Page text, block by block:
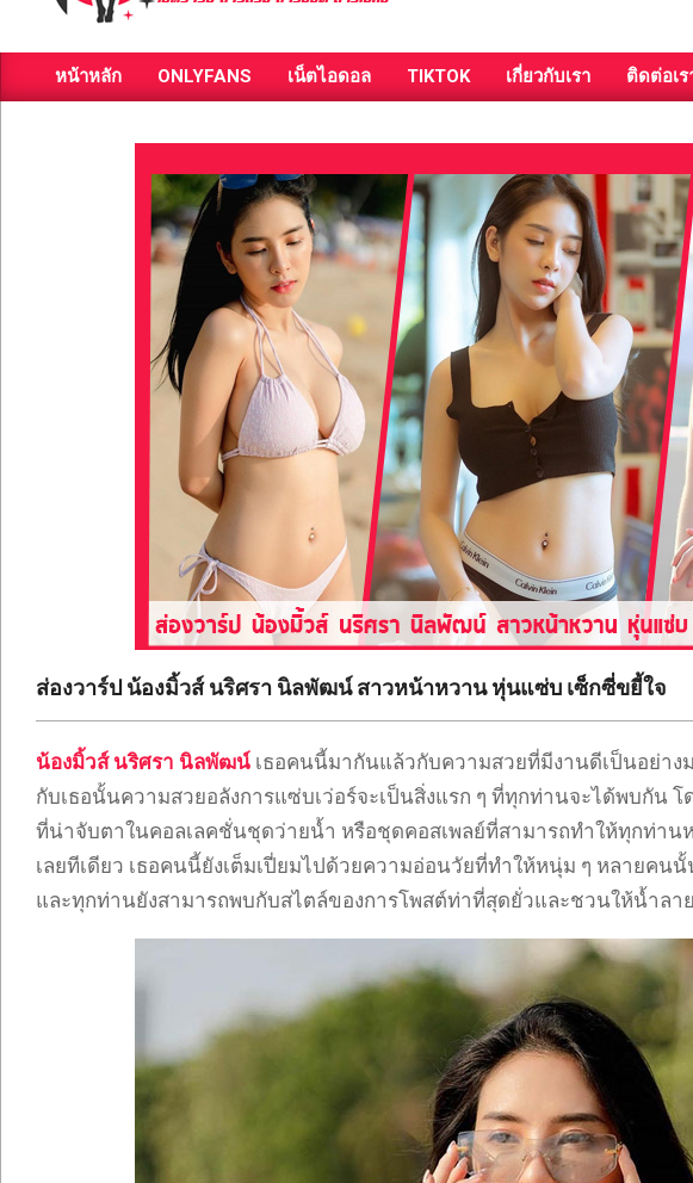
ส่อง
วาร์
กระแส
ONLYFANS
TIKTOK
Primary
หน้าหลัก ONLYFANS เน็ตไอดอล TIKTOK เกี่ยวกับเรา ติดต่อเร
ส่องวาร์ป น้องมิ้วส์ นริศรา นิลพัฒน์ สาวหน้าหวาน หุ่นแซ่บ เซ็กซี่ขยี้ใจ
น้องมิ้วส์ นริศรา นิลพัฒน์ เธอคนนี้มากันแล้วกับความสวยที่มีงานดีเป็นอย่าง
กับเธอนั้นความสวยอลังการแซ่บเว่อร์จะเป็นสิ่งแรก ๆ ที่ทุกท่านจะได้พบกัน
ที่น่าจับตาในคอลเลคชั่นชุดว่ายน้ำ หรือชุดคอสเพลย์ที่สามารถทำให้ทุกท่าน
เลยทีเดียว เธอคนนี้ยังเต็มเปี่ยมไปด้วยความอ่อนวัยที่ทำให้หนุ่ม ๆ หลายคน
และทุกท่านยังสามารถพบกับสไตล์ของการโพสต์ท่าที่สุดยั่วและชวนให้น้ำล